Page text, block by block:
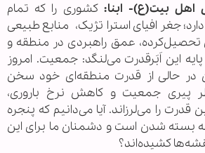
اهل بیت(ع)- ابنا:کشوری را که تمام
جغرافیای استراتژیک، منابع طبیعی
تحصیل‌کرده، عمق راهبردی در منطقه و
این اَبَرقدرت می‌لنگد: جمعیت. امروز
در حالی از قدرت منطقه‌ای خود سخن
پیری جمعیت و کاهش نرخ باروری،
قدرت را می‌لرزاند. آیا می‌دانیم که پنجره
بسته شدن است و دشمنان ما برای این
کشیده‌اند؟